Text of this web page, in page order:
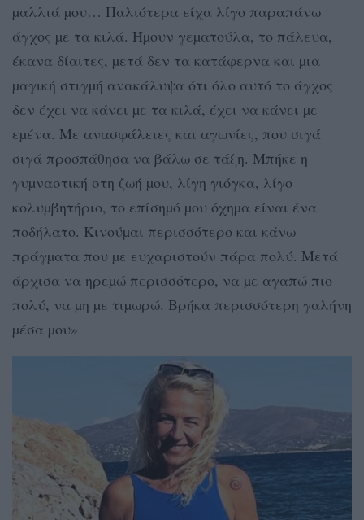
µαλλιά µου… Παλιότερα είχα λίγο παραπάνω
άγχος µε τα κιλά. Ήµουν γεµατούλα, το πάλευα,
έκανα δίαιτες, µετά δεν τα κατάφερνα και µια
µαγική στιγµή ανακάλυψα ότι όλο αυτό το άγχος
δεν έχει να κάνει µε τα κιλά, έχει να κάνει µε
εµένα. Με ανασφάλειες και αγωνίες, που σιγά
σιγά προσπάθησα να βάλω σε τάξη. Μπήκε η
γυµναστική στη ζωή µου, λίγη γιόγκα, λίγο
κολυµβητήριο, το επίσηµό µου όχηµα είναι ένα
ποδήλατο. Κινούµαι περισσότερο και κάνω
πράγµατα που µε ευχαριστούν πάρα πολύ. Μετά
άρχισα να ηρεµώ περισσότερο, να µε αγαπώ πιο
πολύ, να µη µε τιµωρώ. Βρήκα περισσότερη γαλήνη
µέσα µου»